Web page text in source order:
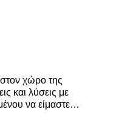
χώρο της
και λύσεις με
να είμαστε